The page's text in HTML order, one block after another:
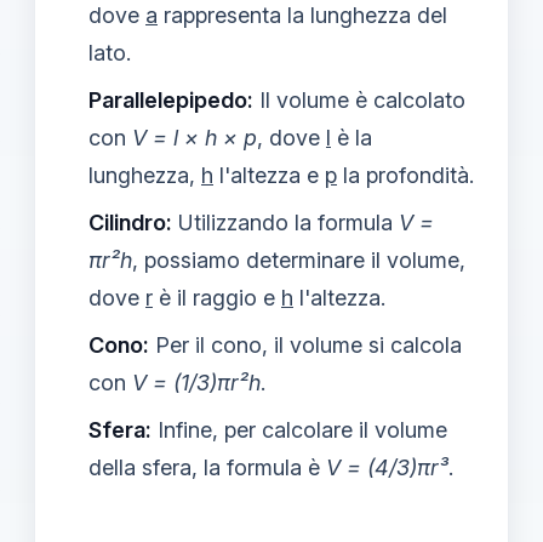
dove a rappresenta la lunghezza del
lato.
Parallelepipedo: Il volume è calcolato
con V = l × h × p, dove l è la
lunghezza, h l'altezza e p la profondità.
Cilindro: Utilizzando la formula V =
πr²h, possiamo determinare il volume,
dove r è il raggio e h l'altezza.
Cono: Per il cono, il volume si calcola
con V = (1/3)πr²h.
Sfera: Infine, per calcolare il volume
della sfera, la formula è V = (4/3)πr³.